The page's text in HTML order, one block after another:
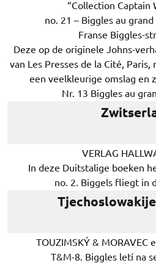
“Collection Captain
no. 21 – Biggles au
Franse Biggles-
Deze op de originele Johns-
van Les Presses de la Cité,
een veelkleurige omslag en
Nr. 13 Biggles au
VERLAG
In deze Duitstalige boeken
no. 2. Biggels fliegt in
TOUZIMSKÝ & MORAVEC
T&M-8. Biggles letí na